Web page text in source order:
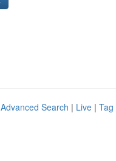
Advanced Search | Live | Tag